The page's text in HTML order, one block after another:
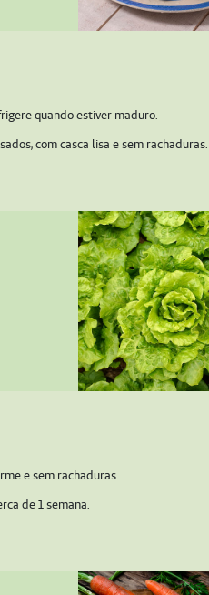
quando estiver maduro.
com casca lisa e sem rachaduras.
e sem rachaduras.
de 1 semana.